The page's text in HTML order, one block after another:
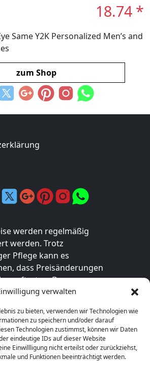
verwalten
zu bieten, verwenden wir Technologien wie
zu speichern und/oder darauf
Technologien zustimmst, können wir Daten
eindeutige IDs auf dieser Website
Einwillligung nicht erteilst oder zurückziehst,
und Funktionen beeinträchtigt werden.
18.74 *
Same Y2K Personalized Men’s and
zum Shop
werden regelmäßig
werden. Trotz
Pflege kann es
dass Preisänderungen
auftreten. Der
Preis sowie die
im jeweiligen Online-
Anbieters verbindlich. Bitte
den Preis vor dem Kauf
Händler.